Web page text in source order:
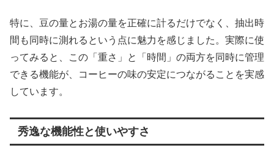
特に、豆の量とお湯の量を正確に計るだけでなく、抽出時
間も同時に測れるという点に魅力を感じました。実際に使
ってみると、この「重さ」と「時間」の両方を同時に管理
できる機能が、コーヒーの味の安定につながることを実感
しています。
秀逸な機能性と使いやすさ